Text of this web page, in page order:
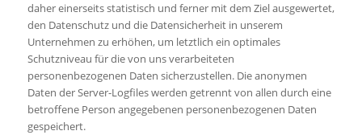
daher einerseits statistisch und ferner mit dem Ziel ausgewertet,
den Datenschutz und die Datensicherheit in unserem
Unternehmen zu erhöhen, um letztlich ein optimales
Schutzniveau für die von uns verarbeiteten
personenbezogenen Daten sicherzustellen. Die anonymen
Daten der Server-Logfiles werden getrennt von allen durch eine
betroffene Person angegebenen personenbezogenen Daten
gespeichert.